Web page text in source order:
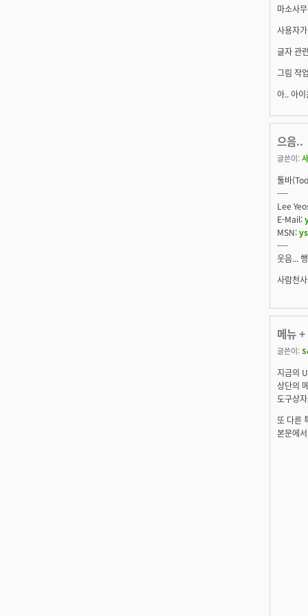
마소사
사용자
글자 관
그림 작
아.. 아
으음..
글쓴이:
툴바
----
Lee
E-Mail:
MSN:
----
웃음...
사람천사
메뉴
글쓴이:
지금의
상단의
도구상
또 다른
본문에